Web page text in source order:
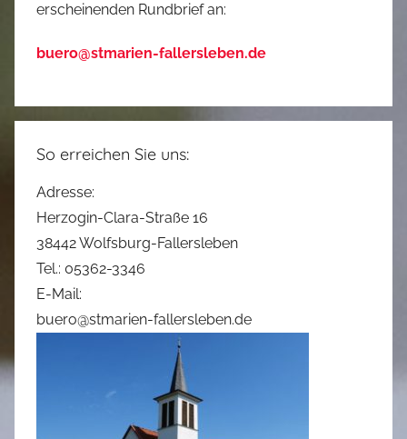
erscheinenden Rundbrief an:
buero@stmarien-fallersleben.de
So erreichen Sie uns:
Adresse:
Herzogin-Clara-Straße 16
38442 Wolfsburg-Fallersleben
Tel.: 05362-3346
E-Mail:
buero@stmarien-fallersleben.de